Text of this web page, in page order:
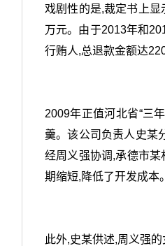
戏剧性的是,裁定书上
万元。由于2013年和
行贿人,总退款金额达
2009年正值河北省“三
羹。该公司负责人史某
经周义强协调,承德市
期缩短,降低了开发成本
此外,史某供述,周义强